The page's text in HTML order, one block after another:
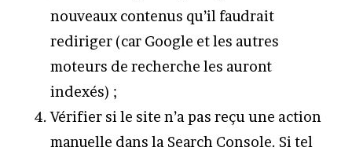
nouveaux contenus qu’il faudrait
rediriger (car Google et les autres
moteurs de recherche les auront
indexés) ;
Vérifier si le site n’a pas reçu une action
manuelle dans la Search Console. Si tel